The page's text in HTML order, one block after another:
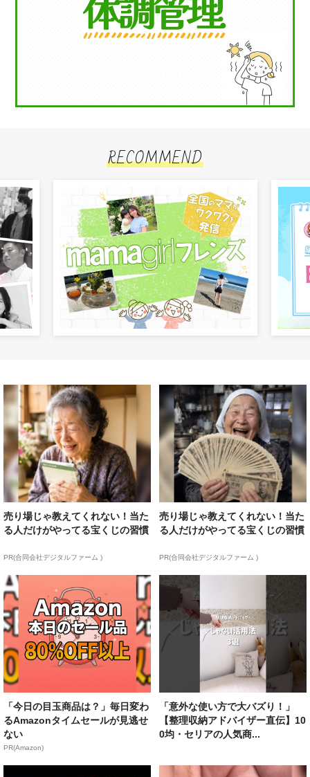
RECOMMEND
売り場じゃ教えてくれない！当た
る人だけがやってる宝くじの習慣
PR(合同会社デジタルファーム )
売り場じゃ教えてくれない！当た
る人だけがやってる宝くじの習慣
PR(合同会社デジタルファーム )
「今日の目玉商品は？」毎日変わ
るAmazonタイムセールが見逃せ
ない
PR(Amazon)
「意外な使い方で大バズり！」
【整理収納アドバイザー直伝】10
0均・セリアの人気商...